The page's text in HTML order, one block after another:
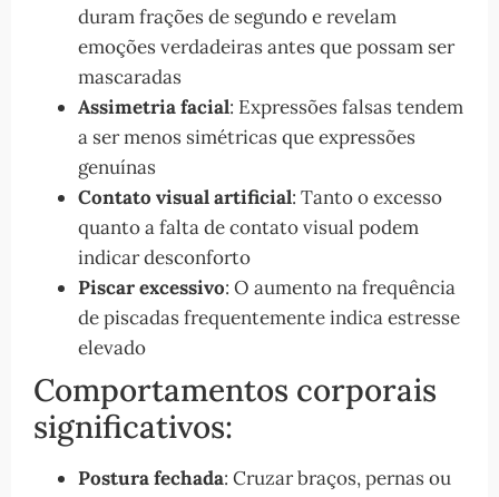
duram frações de segundo e revelam
emoções verdadeiras antes que possam ser
mascaradas
Assimetria facial: Expressões falsas tendem
a ser menos simétricas que expressões
genuínas
Contato visual artificial: Tanto o excesso
quanto a falta de contato visual podem
indicar desconforto
Piscar excessivo: O aumento na frequência
de piscadas frequentemente indica estresse
elevado
Comportamentos corporais
significativos:
Postura fechada: Cruzar braços, pernas ou